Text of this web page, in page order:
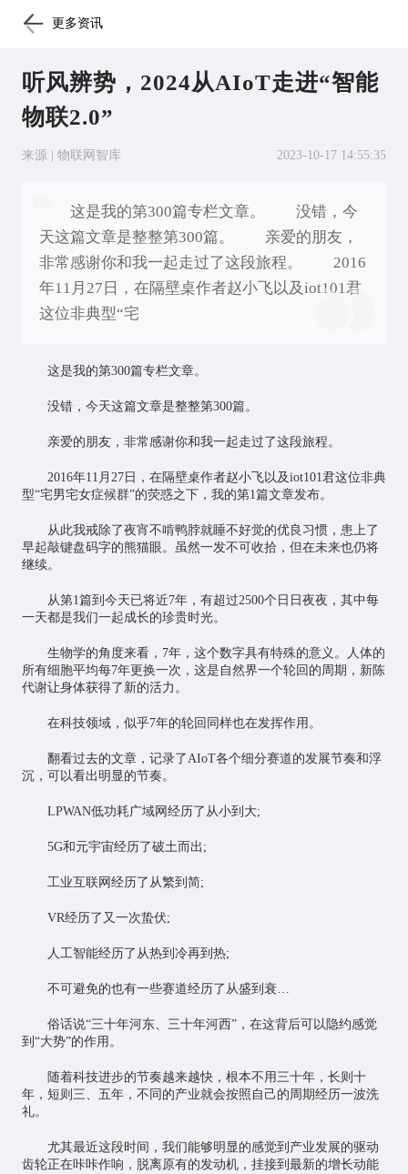
更多资讯
听风辨势，2024从AIoT走进“智能
物联2.0”
来源 | 物联网智库 2023-10-17 14:55:35
这是我的第300篇专栏文章。 没错，今
天这篇文章是整整第300篇。 亲爱的朋友，
非常感谢你和我一起走过了这段旅程。 2016
年11月27日，在隔壁桌作者赵小飞以及iot101君
这位非典型“宅
这是我的第300篇专栏文章。
没错，今天这篇文章是整整第300篇。
亲爱的朋友，非常感谢你和我一起走过了这段旅程。
2016年11月27日，在隔壁桌作者赵小飞以及iot101君这位非典
型“宅男宅女症候群”的荧惑之下，我的第1篇文章发布。
从此我戒除了夜宵不啃鸭脖就睡不好觉的优良习惯，患上了
早起敲键盘码字的熊猫眼。虽然一发不可收拾，但在未来也仍将
继续。
从第1篇到今天已将近7年，有超过2500个日日夜夜，其中每
一天都是我们一起成长的珍贵时光。
生物学的角度来看，7年，这个数字具有特殊的意义。人体的
所有细胞平均每7年更换一次，这是自然界一个轮回的周期，新陈
代谢让身体获得了新的活力。
在科技领域，似乎7年的轮回同样也在发挥作用。
翻看过去的文章，记录了AIoT各个细分赛道的发展节奏和浮
沉，可以看出明显的节奏。
LPWAN低功耗广域网经历了从小到大;
5G和 元宇宙经历了破土而出;
工业互联网 经历了从繁到简;
VR经历了又一次蛰伏;
人工智能经历了从热到冷再到热;
不可避免的也有一些赛道经历了从盛到衰…
俗话说“三十年河东、三十年河西”，在这背后可以隐约感觉
到“大势”的作用。
随着科技进步的节奏越来越快，根本不用三十年，长则十
年，短则三、五年，不同的产业就会按照自己的周期经历一波洗
礼。
尤其最近这段时间，我们能够明显的感觉到产业发展的驱动
齿轮正在咔咔作响，脱离原有的发动机，挂接到最新的增长动能